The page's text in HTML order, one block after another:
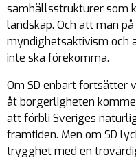
samhällsstrukturer som
landskap. Och att man
myndighetsaktivism och
inte ska förekomma.
Om SD enbart fortsätter
åt borgerligheten
att förbli Sveriges
framtiden. Men om SD
trygghet med en